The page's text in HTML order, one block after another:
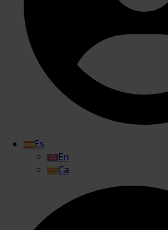
Es
En
Ca